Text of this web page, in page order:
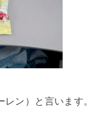
ン）と言います。